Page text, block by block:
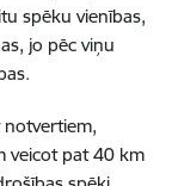
spēku vienības,
jo pēc viņu
notvertiem,
veicot pat 40 km